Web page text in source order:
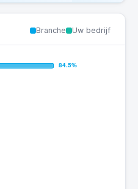
Branche Uw bedrijf